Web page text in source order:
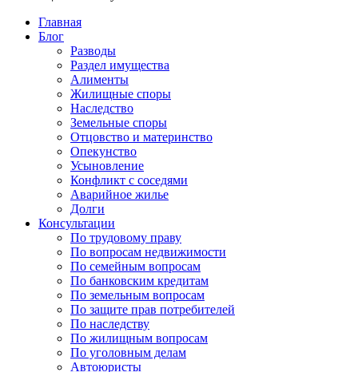
Главная
Блог
Разводы
Раздел имущества
Алименты
Жилищные споры
Наследство
Земельные споры
Отцовство и материнство
Опекунство
Усыновление
Конфликт с соседями
Аварийное жилье
Долги
Консультации
По трудовому праву
По вопросам недвижимости
По семейным вопросам
По банковским кредитам
По земельным вопросам
По защите прав потребителей
По наследству
По жилищным вопросам
По уголовным делам
Автоюристы